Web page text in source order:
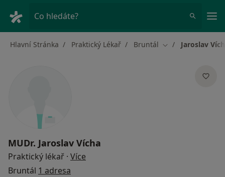
Co hledáte?
Hlavní Stránka Praktický Lékař Bruntál Změna města
Jaroslav
MUDr. Jaroslav Vícha
Praktický lékař · Více
Bruntál 1 adresa